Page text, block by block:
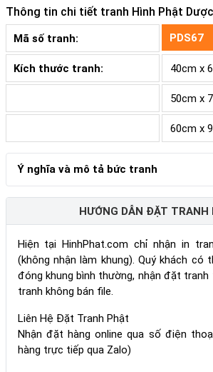
Thông tin chi tiết tranh Hình Phật
Mã số tranh: PDS67
Kích thước tranh: 40cm x
50cm x
60cm x
Ý nghĩa và mô tả bức tranh
HƯỚNG DẪN ĐẶT TRANH
Hiện tại HinhPhat.com chỉ nhận in
(không nhận làm khung). Quý khách có
đóng khung bình thường, nhận đặt tranh
tranh không bán file.
Liên Hệ Đặt Tranh Phật
Nhận đặt hàng online qua số điện
hàng trực tiếp qua Zalo)